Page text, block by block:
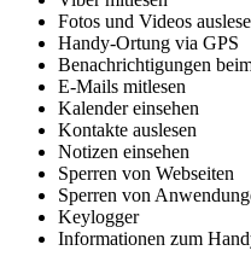
Fotos und Videos
Handy-Ortung via GPS
Benachrichtigungen
E-Mails mitlesen
Kalender einsehen
Kontakte auslesen
Notizen einsehen
Sperren von Webseiten
Sperren von
Keylogger
Informationen zum